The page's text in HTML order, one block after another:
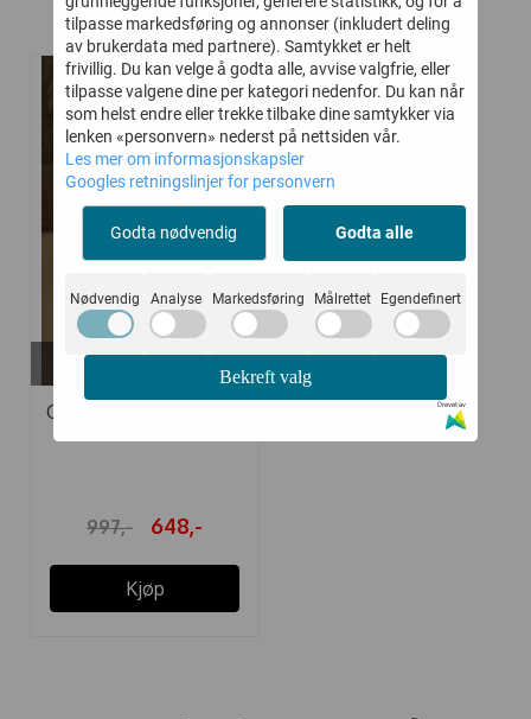
Relaterte produkter
-35%
På lager i
GRO GENSER ULL ERIC
OATMEAL
997,- 648,-
Kjøp
tilpasse markedsføring og annonser (inkludert deling
av brukerdata med partnere). Samtykket er helt
frivillig. Du kan velge å godta alle, avvise valgfrie, eller
tilpasse valgene dine per kategori nedenfor. Du kan når
som helst endre eller trekke tilbake dine samtykker via
lenken «personvern» nederst på nettsiden vår.
Les mer om informasjonskapsler
Googles retningslinjer for personvern
Godta nødvendig Godta alle
Nødvendig Analyse Markedsføring Målrettet Egendefinert
Bekreft valg
Drevet av